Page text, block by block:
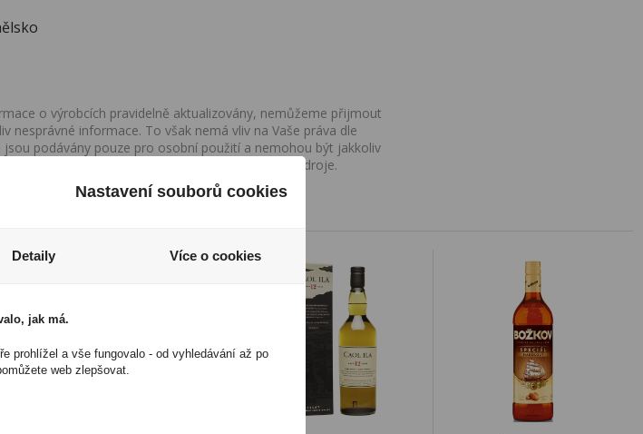
o výrobcích pravidelně aktualizovány, nemůžeme přijmout
nesprávné informace. To však nemá vliv na Vaše práva dle
podávány pouze pro osobní použití a nemohou být jakkoliv
souhlasu DonPealo ani bez řádného uvedení zdroje.
Nastavení souborů cookies
Detaily Více o cookies
jak má.
prohlížel a vše fungovalo - od vyhledávání až po
web zlepšovat.